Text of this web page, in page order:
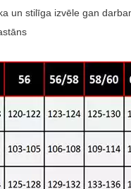
un stilīga izvēle gan